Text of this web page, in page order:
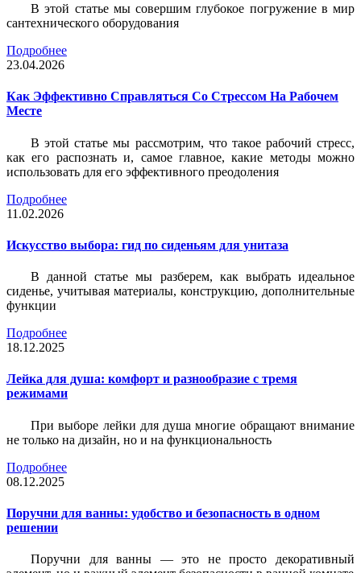
В этой статье мы совершим глубокое погружение в мир
сантехнического оборудования
Подробнее
23.04.2026
Как Эффективно Справляться Со Стрессом На Рабочем
Месте
В этой статье мы рассмотрим, что такое рабочий стресс,
как его распознать и, самое главное, какие методы можно
использовать для его эффективного преодоления
Подробнее
11.02.2026
Искусство выбора: гид по сиденьям для унитаза
В данной статье мы разберем, как выбрать идеальное
сиденье, учитывая материалы, конструкцию, дополнительные
функции
Подробнее
18.12.2025
Лейка для душа: комфорт и разнообразие с тремя
режимами
При выборе лейки для душа многие обращают внимание
не только на дизайн, но и на функциональность
Подробнее
08.12.2025
Поручни для ванны: удобство и безопасность в одном
решении
Поручни для ванны — это не просто декоративный